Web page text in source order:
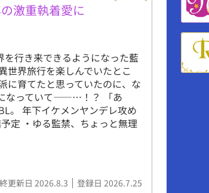
激重執着愛に
行き来できるようになった藍
世界旅行を楽しんでいたとこ
に育てたと思っていたのに、な
なっていて——…！？ 「あ
。 年下イケメンヤンデレ攻め
定 ・ゆる監禁、ちょっと無理
更新日 2026.8.3 登録日 2026.7.25